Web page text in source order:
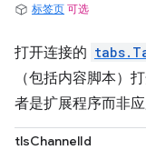
标签页 可选
打开连接的
（包括内容脚本）
者是扩展程序而非
tlsChannelId